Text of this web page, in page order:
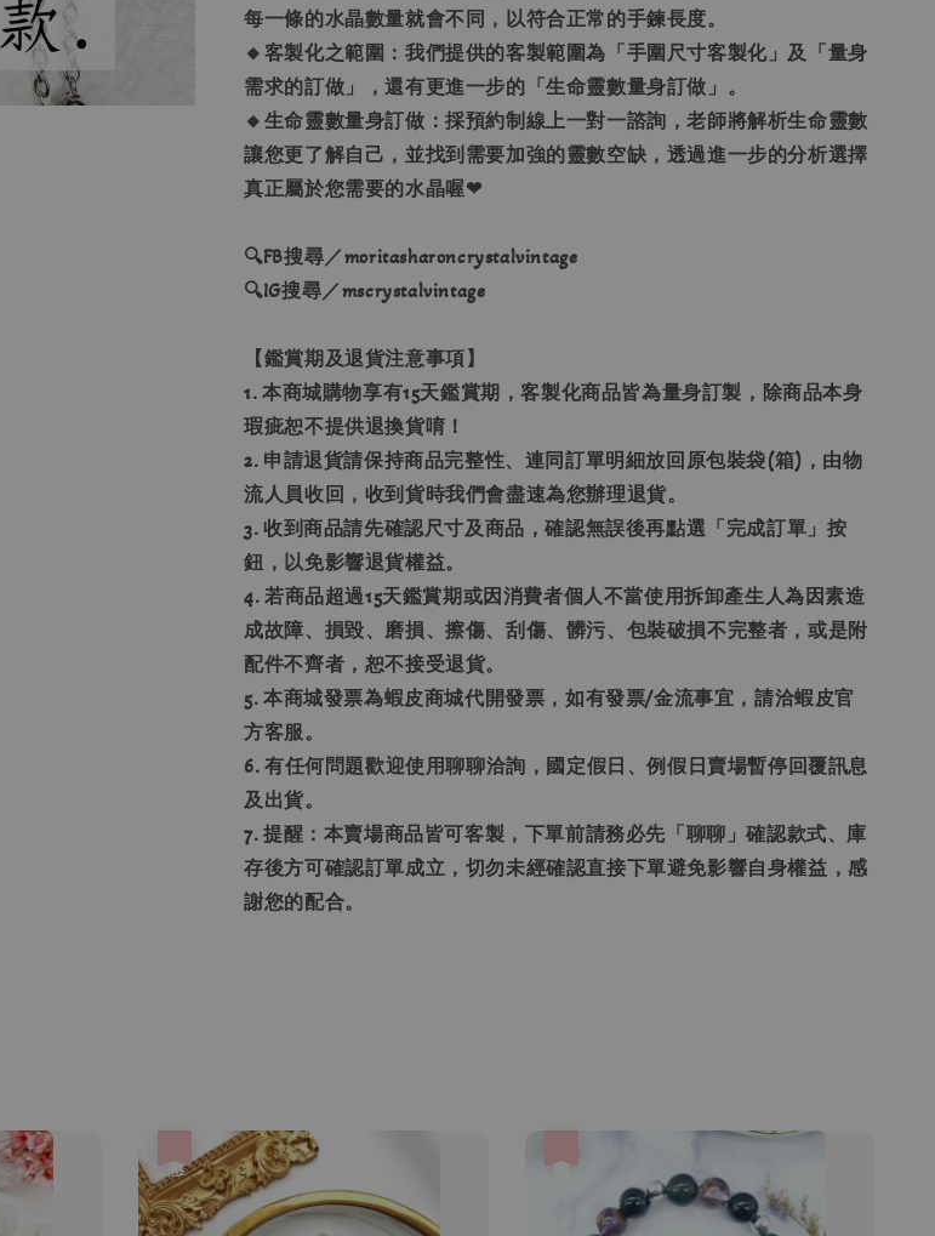
每一條的水晶數量就會不同，以符合正常的手鍊長度。
🔸客製化之範圍：我們提供的客製範圍為「手圍尺寸客製化」及「量身
需求的訂做」，還有更進一步的「生命靈數量身訂做」。
🔸生命靈數量身訂做：採預約制線上一對一諮詢，老師將解析生命靈數
讓您更了解自己，並找到需要加強的靈數空缺，透過進一步的分析選擇
真正屬於您需要的水晶喔❤
🔍FB搜尋／moritasharoncrystalvintage
🔍IG搜尋／mscrystalvintage
【鑑賞期及退貨注意事項】
1. 本商城購物享有15天鑑賞期，客製化商品皆為量身訂製，除商品本身
瑕疵恕不提供退換貨唷！
2. 申請退貨請保持商品完整性、連同訂單明細放回原包裝袋(箱)，由物
流人員收回，收到貨時我們會盡速為您辦理退貨。
3. 收到商品請先確認尺寸及商品，確認無誤後再點選「完成訂單」按
鈕，以免影響退貨權益。
4. 若商品超過15天鑑賞期或因消費者個人不當使用拆卸產生人為因素造
成故障、損毀、磨損、擦傷、刮傷、髒污、包裝破損不完整者，或是附
配件不齊者，恕不接受退貨。
5. 本商城發票為蝦皮商城代開發票，如有發票/金流事宜，請洽蝦皮官
方客服。
6. 有任何問題歡迎使用聊聊洽詢，國定假日、例假日賣場暫停回覆訊息
及出貨。
7. 提醒：本賣場商品皆可客製，下單前請務必先「聊聊」確認款式、庫
存後方可確認訂單成立，切勿未經確認直接下單避免影響自身權益，感
謝您的配合。